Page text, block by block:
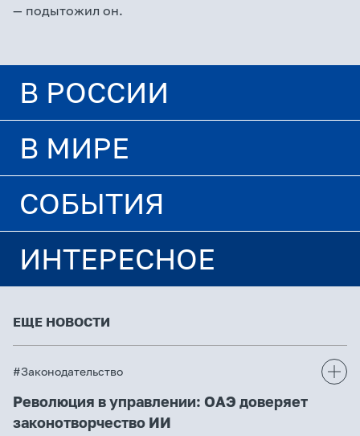
— подытожил он.
В РОССИИ
В МИРЕ
СОБЫТИЯ
ИНТЕРЕСНОЕ
ЕЩЕ НОВОСТИ
#Законодательство
Революция в управлении: ОАЭ доверяет
законотворчество ИИ